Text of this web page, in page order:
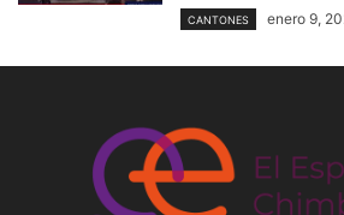
CANTONES enero 9,